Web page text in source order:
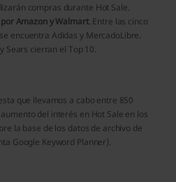
compras durante Hot Sale.
Amazon y Walmart. Entre las cinco
encuentra Adidas y MercadoLibre.
Sears cierran el Top 10.
que llevamos a cabo entre 850
del interés en Hot Sale en los
la base de los datos de archivo de
Google Keyword Planner).